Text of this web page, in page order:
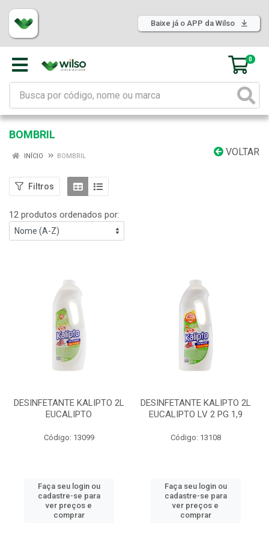
Baixe já o APP da Wilso
0
BOMBRIL
VOLTAR
INÍCIO BOMBRIL
Filtros
12 produtos ordenados por:
DESINFETANTE KALIPTO 2L
EUCALIPTO
Código: 13099
Faça seu login ou
cadastre-se para
ver preços e
comprar
DESINFETANTE KALIPTO 2L
EUCALIPTO LV 2 PG 1,9
Código: 13108
Faça seu login ou
cadastre-se para
ver preços e
comprar